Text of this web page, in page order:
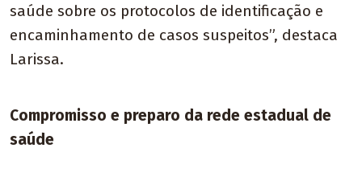
saúde sobre os protocolos de identificação e
encaminhamento de casos suspeitos”, destaca
Larissa.
Compromisso e preparo da rede estadual de
saúde